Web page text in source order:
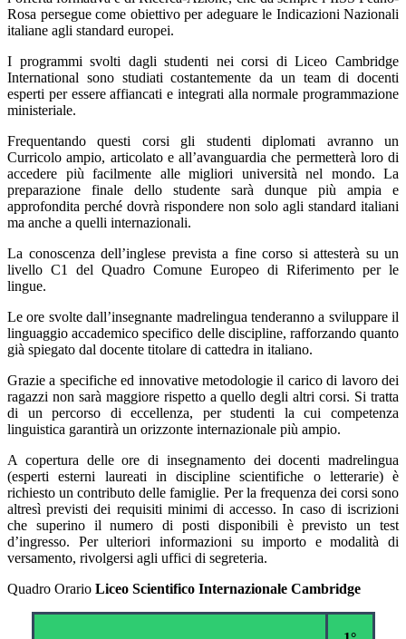
Rosa persegue come obiettivo per adeguare le Indicazioni Nazionali
italiane agli standard europei.
I programmi svolti dagli studenti nei corsi di Liceo Cambridge
International sono studiati costantemente da un team di docenti
esperti per essere affiancati e integrati alla normale programmazione
ministeriale.
Frequentando questi corsi gli studenti diplomati avranno un
Curricolo ampio, articolato e all’avanguardia che permetterà loro di
accedere più facilmente alle migliori università nel mondo. La
preparazione finale dello studente sarà dunque più ampia e
approfondita perché dovrà rispondere non solo agli standard italiani
ma anche a quelli internazionali.
La conoscenza dell’inglese prevista a fine corso si attesterà su un
livello C1 del Quadro Comune Europeo di Riferimento per le
lingue.
Le ore svolte dall’insegnante madrelingua tenderanno a sviluppare il
linguaggio accademico specifico delle discipline, rafforzando quanto
già spiegato dal docente titolare di cattedra in italiano.
Grazie a specifiche ed innovative metodologie il carico di lavoro dei
ragazzi non sarà maggiore rispetto a quello degli altri corsi. Si tratta
di un percorso di eccellenza, per studenti la cui competenza
linguistica garantirà un orizzonte internazionale più ampio.
A copertura delle ore di insegnamento dei docenti madrelingua
(esperti esterni laureati in discipline scientifiche o letterarie) è
richiesto un contributo delle famiglie. Per la frequenza dei corsi sono
altresì previsti dei requisiti minimi di accesso. In caso di iscrizioni
che superino il numero di posti disponibili è previsto un test
d’ingresso. Per ulteriori informazioni su importo e modalità di
versamento, rivolgersi agli uffici di segreteria.
Quadro Orario Liceo Scientifico Internazionale Cambridge